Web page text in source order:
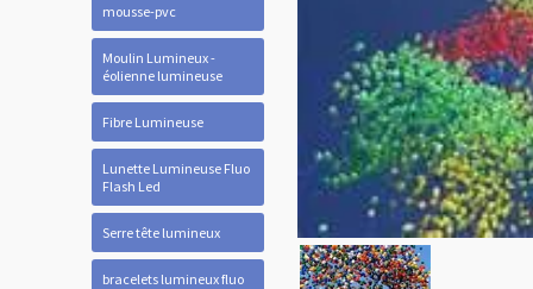
mousse-pvc
Moulin Lumineux -
éolienne lumineuse
Fibre Lumineuse
Lunette Lumineuse Fluo
Flash Led
Serre tête lumineux
bracelets lumineux fluo